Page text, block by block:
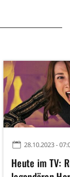
28.10.2023 -
Heute im TV: